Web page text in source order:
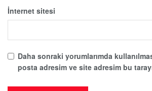
İnternet sitesi
Daha sonraki yorumlarımda
posta adresim ve site adresim bu